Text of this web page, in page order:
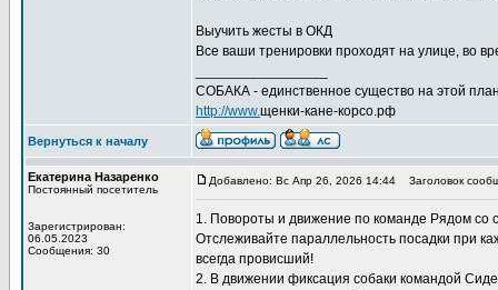
Выучить жесты в ОКД
Все ваши тренировки проходят на улице, во
СОБАКА - единственное существо на этой
http://www.щенки-кане-корсо.рф
Вернуться к началу
Екатерина Назаренко
Постоянный посетитель
Зарегистрирован:
06.05.2023
Сообщения: 30
Добавлено: Вс Апр 26, 2026 14:44 Заголовок
1. Повороты и движение по команде Рядом со
Отслеживайте параллельность посадки при
всегда провисший!
2. В движении фиксация собаки командой